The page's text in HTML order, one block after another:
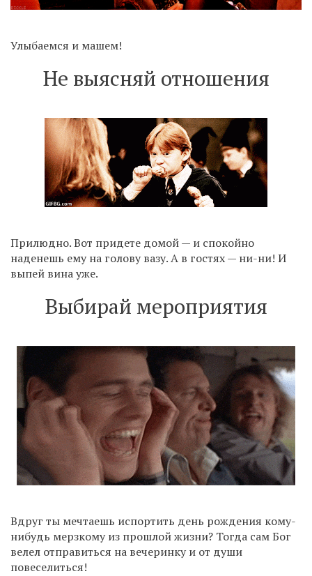
Улыбаемся и машем!
Не выясняй отношения
Прилюдно. Вот придете домой — и спокойно
наденешь ему на голову вазу. А в гостях — ни-ни! И
выпей вина уже.
Выбирай мероприятия
Вдруг ты мечтаешь испортить день рождения кому-
нибудь мерзкому из прошлой жизни? Тогда сам Бог
велел отправиться на вечеринку и от души
повеселиться!